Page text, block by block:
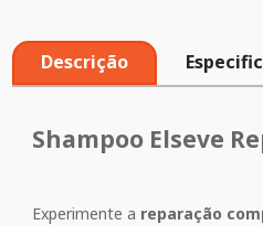
Descrição
Shampoo Elseve
Experimente a reparação